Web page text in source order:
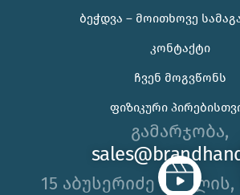
ᲑᲔᲭᲓᲕᲐ – ᲛᲝᲘᲗᲮᲝᲕᲔ
ᲙᲝᲜᲢᲐᲥᲢᲘ
ᲩᲕᲔᲜ ᲛᲝᲒᲕᲬᲝᲜᲡ
ᲤᲘᲖᲘᲙᲣᲠᲘ
გამარჯობა,
15 აბუსერიძე ტბელის,
🌊 უჰ, ამ ცხელ ზაფხულს თუ
დახმარება გჭირდებათ, იცოდეთ აქ